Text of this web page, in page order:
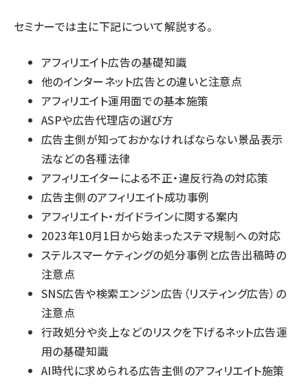
セミナーでは主に下記について解説する。
アフィリエイト広告の基礎知識
他のインターネット広告との違いと注意点
アフィリエイト運用面での基本施策
ASPや広告代理店の選び方
広告主側が知っておかなければならない景品表示
法などの各種法律
アフィリエイターによる不正・違反行為の対応策
広告主側のアフィリエイト成功事例
アフィリエイト・ガイドラインに関する案内
2023年10月1日から始まったステマ規制への対応
ステルスマーケティングの処分事例と広告出稿時の
注意点
SNS広告や検索エンジン広告（リスティング広告）の
注意点
行政処分や炎上などのリスクを下げるネット広告運
用の基礎知識
AI時代に求められる広告主側のアフィリエイト施策